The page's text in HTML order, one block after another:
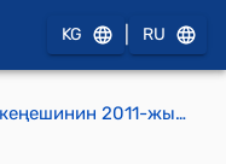
KG RU
Кара-Таш айылдык кеңешинин 2011-жылдын 20-декабрындагы № XXVI-2 "2011-жылдын 13- декабрындагы "Кыргыз Республикасынын жергиликтүү өз алдынча башкаруу иштери боюнча Улуттук Агенттигинин 2011-жылдын 24-октябрындагы "Кыргыз Республикасынын калктуу конуштарды административдик аймактык жана аймактык объектилерди белгилөө системасынын мамлекеттик классификаторуна дал келтирүү жөнүндө" №01 16/299 -катына негиз Чечме-Сай жана Таштак бөлүмөнө айыл намын берип административдик аймактык белгилөө системасынын мамлекеттик классификаторуна киргизүү жөнүндө" Чечме-Сай жана Таштак айылдарыныи тургундарынын чогулушунун протоколу тууралуу" токтому